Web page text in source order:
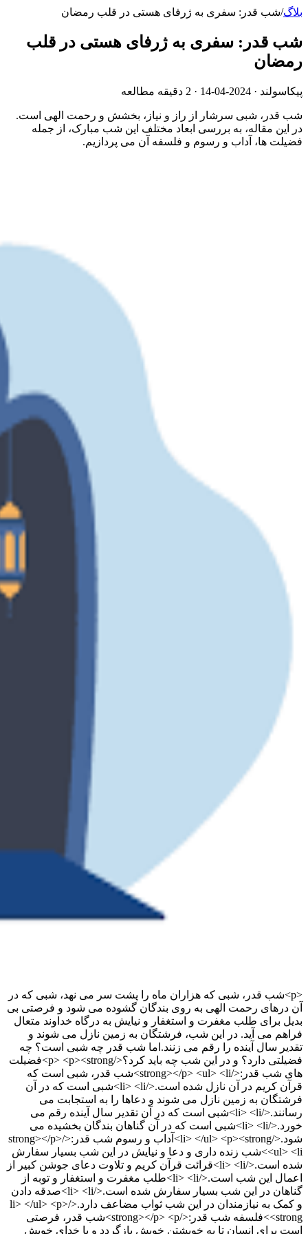
بلاگ/شب قدر: سفری به ژرفای هستی در قلب رمضان
شب قدر: سفری به ژرفای هستی در قلب
رمضان
پیکاسولند · 2024-04-14 · 2 دقیقه مطالعه
شب قدر، شبی سرشار از راز و نیاز، بخشش و رحمت الهی است.
در این مقاله، به بررسی ابعاد مختلف این شب مبارک، از جمله
فضیلت ها، آداب و رسوم و فلسفه آن می پردازیم.
<p>شب قدر، شبی که هزاران ماه را پشت سر می نهد، شبی که در
آن درهای رحمت الهی به روی بندگان گشوده می شود و فرصتی بی
بدیل برای طلب مغفرت و استغفار و نیایش به درگاه خداوند متعال
فراهم می آید. در این شب، فرشتگان به زمین نازل می شوند و
تقدیر سال آینده را رقم می زنند.اما شب قدر چه شبی است؟ چه
فضیلتی دارد؟ و در این شب چه باید کرد؟</p> <p><strong>فضیلت
های شب قدر:</strong></p> <ul> <li>شب قدر، شبی است که
قرآن کریم در آن نازل شده است.</li> <li>شبی است که در آن
فرشتگان به زمین نازل می شوند و دعاها را به استجابت می
رسانند.</li> <li>شبی است که در آن تقدیر سال آینده رقم می
خورد.</li> <li>شبی است که در آن گناهان بندگان بخشیده می
شود.</li> </ul> <p><strong>آداب و رسوم شب قدر:</strong></p>
<ul> <li>شب زنده داری و دعا و نیایش در این شب بسیار سفارش
شده است.</li> <li>قرائت قرآن کریم و تلاوت دعای جوشن کبیر از
اعمال این شب است.</li> <li>طلب مغفرت و استغفار و توبه از
گناهان در این شب بسیار سفارش شده است.</li> <li>صدقه دادن
و کمک به نیازمندان در این شب ثواب مضاعف دارد.</li> </ul> <p>
<strong>فلسفه شب قدر:</strong></p> <p>شب قدر، فرصتی
است برای انسان تا به خویشتن خویش بازگردد و با خدای خویش